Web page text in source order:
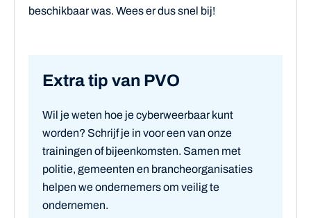
beschikbaar was. Wees er dus snel bij!
Extra tip van PVO
Wil je weten hoe je cyberweerbaar kunt
worden? Schrijf je in voor een van onze
trainingen of bijeenkomsten. Samen met
politie, gemeenten en brancheorganisaties
helpen we ondernemers om veilig te
ondernemen.